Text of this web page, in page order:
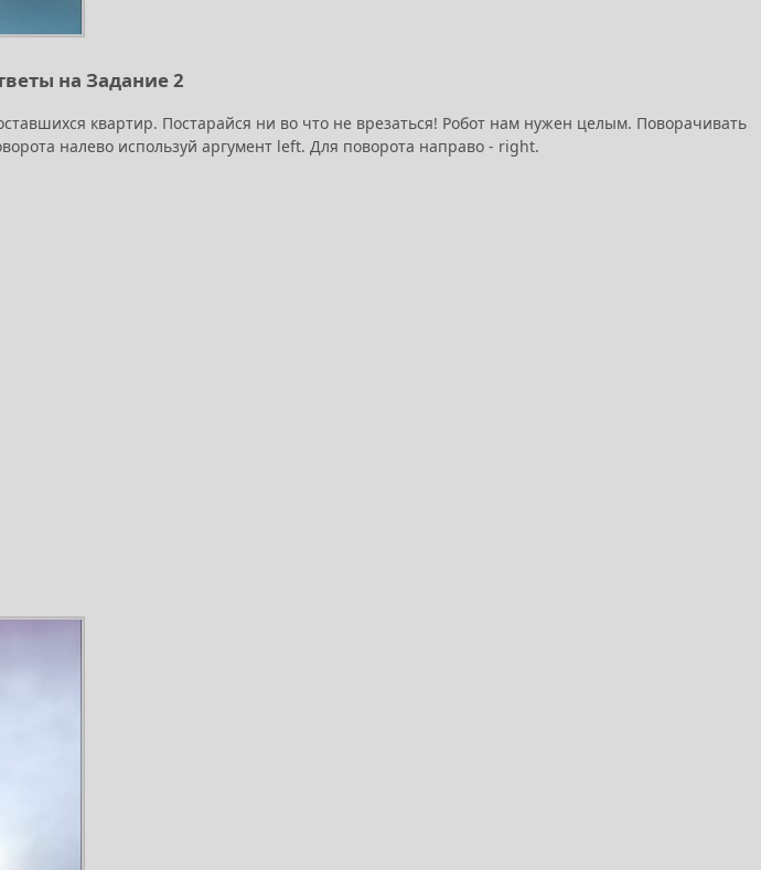
на Задание 2
квартир. Постарайся ни во что не врезаться! Робот нам нужен целым. Поворачивать
налево используй аргумент left. Для поворота направо - right.